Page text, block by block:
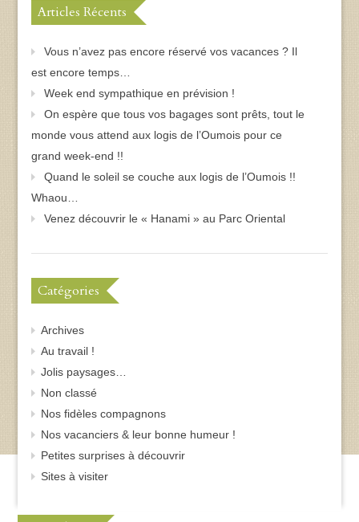
Articles Récents
Vous n’avez pas encore réservé vos vacances ? Il
est encore temps…
Week end sympathique en prévision !
On espère que tous vos bagages sont prêts, tout le
monde vous attend aux logis de l’Oumois pour ce
grand week-end !!
Quand le soleil se couche aux logis de l’Oumois !!
Whaou…
Venez découvrir le « Hanami » au Parc Oriental
Catégories
Archives
Au travail !
Jolis paysages…
Non classé
Nos fidèles compagnons
Nos vacanciers & leur bonne humeur !
Petites surprises à découvrir
Sites à visiter